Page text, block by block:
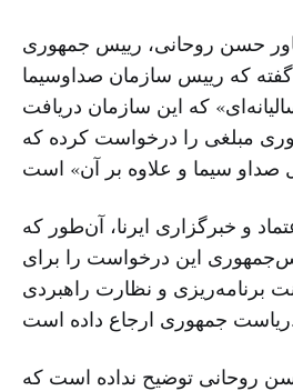
حسن روحانی، رییس جمهوری
که رییس سازمان صداوسیما
که این سازمان دریافت
مبلغی را درخواست کرده که
و خبرگزاری ایرنا، آن‌طور که
این درخواست را برای
برنامه‌ریزی و نظارت راهبردی
ریاست جمهوری ارجاع داده است.
روحانی توضیح نداده است که